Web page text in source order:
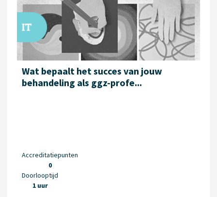
Wat bepaalt het succes van jouw
behandeling als ggz-profe...
Accreditatiepunten
0
Doorlooptijd
1 uur